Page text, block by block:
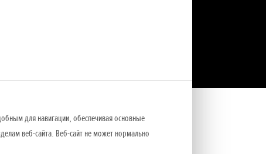
для навигации, обеспечивая основные
веб-сайта. Веб-сайт не может нормально